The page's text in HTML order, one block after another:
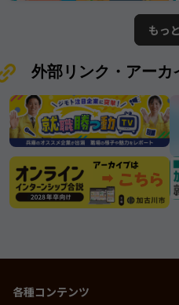
もっ
外部リンク・アーカ
各種コンテンツ